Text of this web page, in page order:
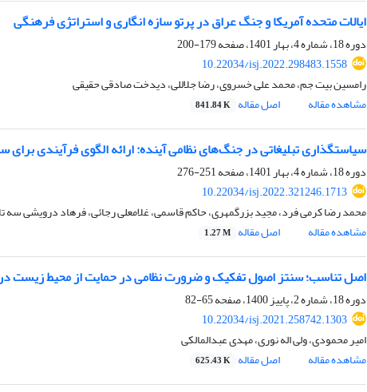
ایالات متحده آمریکا و جنگ عراق در پرتو سازه انگاری و استراتژی فرهنگی
دوره 18، شماره 4، بهار 1401، صفحه
179-200
10.22034/isj.2022.298483.1558
رامسین بیت جم، محمد علی خسروی، رضا جلاللی، دیدخت صادقی حقیقی
مشاهده مقاله
اصل مقاله 841.84 K
سیاستگذاری تبلیغاتی در جنگ‌های نظامی آینده: ارائه الگوی فرآیندی
دوره 18، شماره 4، بهار 1401، صفحه
251-276
10.22034/isj.2022.321246.1713
محمد رضا کرمی فرد، مجید بزرگمهری، حاکم قاسمی، غلامعلی رجائی، فرهاد درویشی سه
مشاهده مقاله
اصل مقاله 1.27 M
اصل تناسب؛ سنتز اصول تفکیک و ضرورت نظامی در حمایت از محیط زیست
دوره 18، شماره 2، پاییز 1400، صفحه
65-82
10.22034/isj.2021.258742.1303
امیر محمودی، ولی اله نوری، مهدی عبدالمالکی
مشاهده مقاله
اصل مقاله 625.43 K